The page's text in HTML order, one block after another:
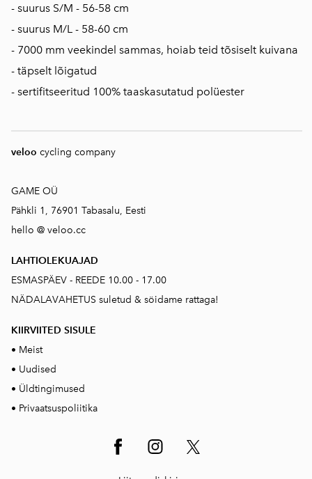
- suurus S/M - 56-58 cm
- suurus M/L - 58-60 cm
- 7000 mm veekindel sammas, hoiab teid tõsiselt kuivana
- täpselt lõigatud
- sertifitseeritud 100% taaskasutatud polüester
veloo cycling company
GAME OÜ
Pähkli 1, 76901 Tabasalu, Eesti
hello @ veloo.cc
LAHTIOLEKUAJAD
ESMASPÄEV - REEDE 10.00 - 17.00
NÄDALAVAHETUS suletud & söidame rattaga!
KIIRVIITED SISULE
• Meist
• Uudised
• Üldtingimused
• Privaatsuspoliitika